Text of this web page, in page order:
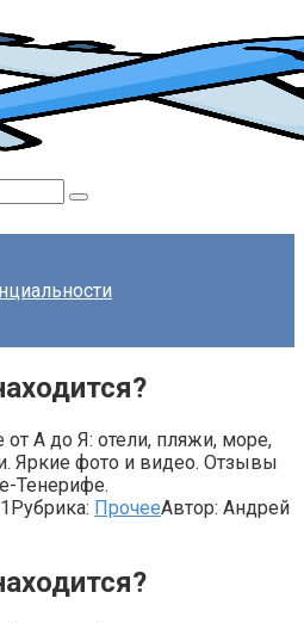
А до Я: отели, пляжи, море,
Яркие фото и видео. Отзывы
Тенерифе.
Рубрика: ПрочееАвтор: Андрей